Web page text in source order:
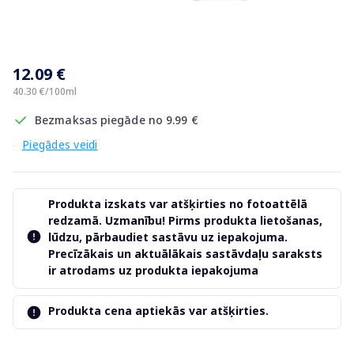
12.09 €
40.30 €/100ml
Bezmaksas piegāde no 9.99 €
Piegādes veidi
Produkta izskats var atšķirties no fotoattēlā
redzamā. Uzmanību! Pirms produkta lietošanas,
lūdzu, pārbaudiet sastāvu uz iepakojuma.
Precīzākais un aktuālākais sastāvdaļu saraksts
ir atrodams uz produkta iepakojuma
Produkta cena aptiekās var atšķirties.